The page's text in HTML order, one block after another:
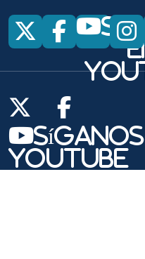
Síganos
Síganos en X
Síganos
Síganos
YouTube